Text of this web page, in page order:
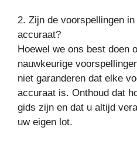
2. Zijn de voorspellingen
accuraat?
Hoewel we ons best doen
nauwkeurige
niet garanderen dat elke
accuraat is. Onthoud dat
gids zijn en dat u altijd
uw eigen lot.